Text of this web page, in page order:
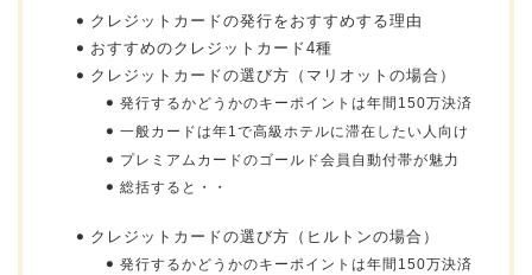
クレジットカードの発行をおすすめする理由
おすすめのクレジットカード4種
クレジットカードの選び方（マリオットの場合）
発行するかどうかのキーポイントは年間150万決済
一般カードは年1で高級ホテルに滞在したい人向け
プレミアムカードのゴールド会員自動付帯が魅力
総括すると・・
クレジットカードの選び方（ヒルトンの場合）
発行するかどうかのキーポイントは年間150万決済